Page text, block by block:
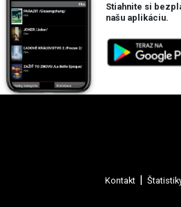
Stiahnite si
našu aplikáciu.
Kontakt